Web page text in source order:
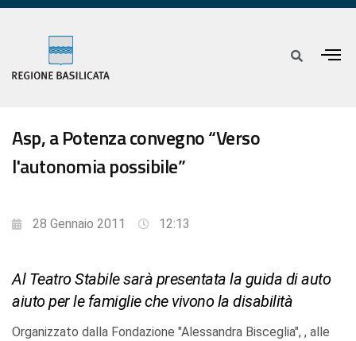
Asp, a Potenza convegno “Verso
l'autonomia possibile”
28 Gennaio 2011 12:13
Al Teatro Stabile sarà presentata la guida di auto
aiuto per le famiglie che vivono la disabilità
Organizzato dalla Fondazione "Alessandra Bisceglia", , alle